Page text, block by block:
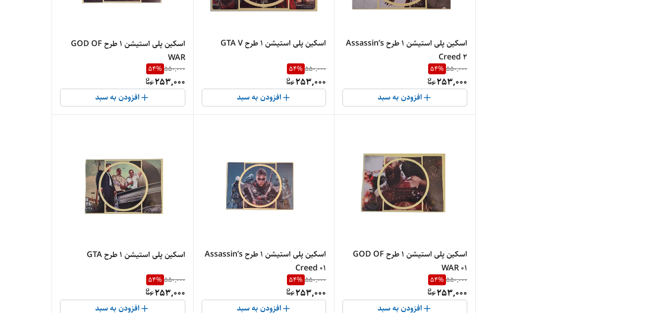
اسکین پلی استیشن 1 طرح Assassin’s
Creed 2
550,000
54%
253,000
افزودن به سبد
اسکین پلی استیشن 1 طرح GTA V
550,000
54%
253,000
افزودن به سبد
اسکین پلی استیشن 1 طرح GOD OF
WAR
550,000
54%
253,000
افزودن به سبد
اسکین پلی استیشن 1 طرح GOD OF
WAR 01
550,000
54%
253,000
افزودن به سبد
اسکین پلی استیشن 1 طرح Assassin’s
Creed 01
550,000
54%
253,000
افزودن به سبد
اسکین پلی استیشن 1 طرح GTA
550,000
54%
253,000
افزودن به سبد